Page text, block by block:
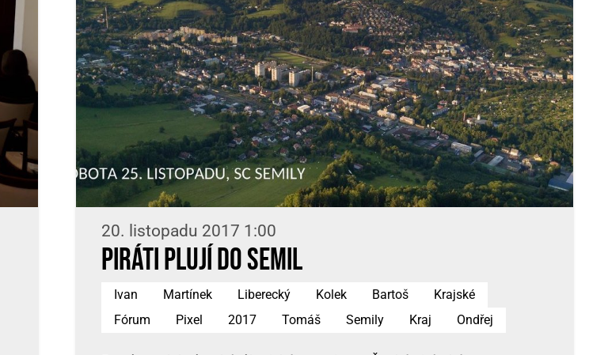
20. listopadu 2017 1:00
Piráti plují do Semil
Ivan Martínek Liberecký Kolek Bartoš
Krajské
Fórum
Pixel 2017 Tomáš Semily Kraj Ondřej